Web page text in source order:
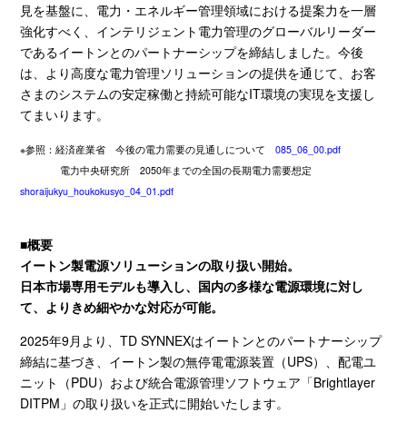
見を基盤に、電力・エネルギー管理領域における提案力を一層
強化すべく、インテリジェント電力管理のグローバルリーダー
であるイートンとのパートナーシップを締結しました。今後
は、より高度な電力管理ソリューションの提供を通じて、お客
さまのシステムの安定稼働と持続可能なIT環境の実現を支援し
てまいります。
※参照：経済産業省 今後の電力需要の見通しについて085_06_00.pdf
電力中央研究所 2050年までの全国の長期電力需要想定
shoraijukyu_houkokusyo_04_01.pdf
■概要
イートン製電源ソリューションの取り扱い開始。
日本市場専用モデルも導入し、国内の多様な電源環境に対し
て、よりきめ細やかな対応が可能。
2025年9月より、TD SYNNEXはイートンとのパートナーシップ
締結に基づき、イートン製の無停電電源装置（UPS）、配電ユ
ニット（PDU）および統合電源管理ソフトウェア「Brightlayer
DITPM 」の取り扱いを正式に開始いたします。